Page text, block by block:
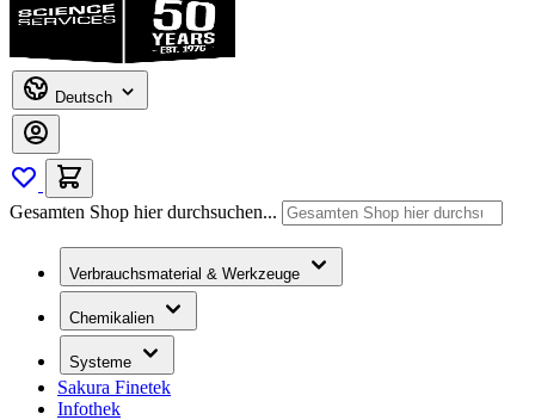
Deutsch
Gesamten Shop hier durchsuchen...
Verbrauchsmaterial & Werkzeuge
Chemikalien
Systeme
Sakura Finetek
Infothek